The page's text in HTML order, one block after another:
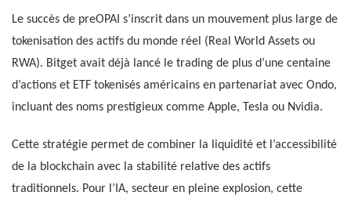
Le succès de preOPAI s’inscrit dans un mouvement plus large de
tokenisation des actifs du monde réel (Real World Assets ou
RWA). Bitget avait déjà lancé le trading de plus d’une centaine
d’actions et ETF tokenisés américains en partenariat avec Ondo,
incluant des noms prestigieux comme Apple, Tesla ou Nvidia.
Cette stratégie permet de combiner la liquidité et l’accessibilité
de la blockchain avec la stabilité relative des actifs
traditionnels. Pour l’IA, secteur en pleine explosion, cette